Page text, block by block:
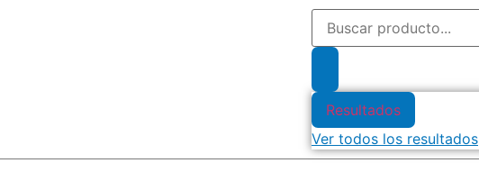
Resultados
Ver todos los resultados